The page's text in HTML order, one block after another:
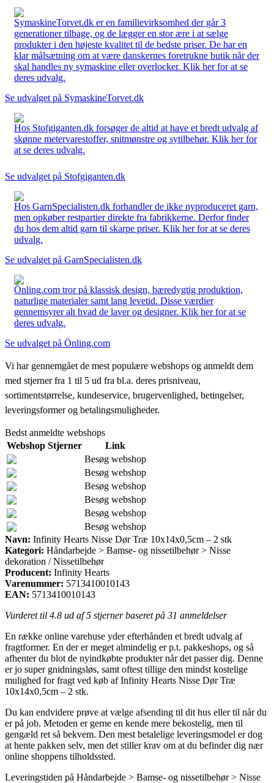
SymaskineTorvet.dk er en familievirksomhed der går 3
generationer tilbage, og de lægger en stor ære i at sælge
produkter i den højeste kvalitet til de bedste priser. De har en
klar målsætning om at være danskernes foretrukne butik når der
skal handles ny symaskine eller overlocker. Klik her for at se
deres udvalg.
Se udvalget på SymaskineTorvet.dk
Hos Stofgiganten.dk forsøger de altid at have et bredt udvalg af
skønne metervarestoffer, snitmønstre og sytilbehør. Klik her for
at se deres udvalg.
Se udvalget på Stofgiganten.dk
Hos GarnSpecialisten.dk forhandler de ikke nyproduceret garn,
men opkøber restpartier direkte fra fabrikkerne. Derfor finder
du hos dem altid garn til skarpe priser. Klik her for at se deres
udvalg.
Se udvalget på GarnSpecialisten.dk
Önling.com tror på klassisk design, bæredygtig produktion,
naturlige materialer samt lang levetid. Disse værdier
gennemsyrer alt hvad de laver og designer. Klik her for at se
deres udvalg.
Se udvalget på Önling.com
Vi har gennemgået de mest populære webshops og anmeldt dem
med stjerner fra 1 til 5 ud fra bl.a. deres prisniveau,
sortimentstørrelse, kundeservice, brugervenlighed, betingelser,
leveringsformer og betalingsmuligheder.
Bedst anmeldte webshops
Webshop Stjerner
Link
Besøg webshop
Besøg webshop
Besøg webshop
Besøg webshop
Besøg webshop
Besøg webshop
Navn: Infinity Hearts Nisse Dør Træ 10x14x0,5cm – 2 stk
Kategori: Håndarbejde > Bamse- og nissetilbehør > Nisse
dekoration / Nissetilbehør
Producent: Infinity Hearts
Varenummer: 5713410010143
EAN: 5713410010143
Vurderet til 4.8 ud af 5 stjerner baseret på 31 anmeldelser
En række online varehuse yder efterhånden et bredt udvalg af
fragtformer. En der er meget almindelig er p.t. pakkeshops, og så
afhenter du blot de nyindkøbte produkter når det passer dig. Denne
er jo super gnidningsløs, samt oftest tillige den mindst kostelige
mulighed for fragt ved køb af Infinity Hearts Nisse Dør Træ
10x14x0,5cm – 2 stk.
Du kan endvidere prøve at vælge afsending til dit hus eller til når du
er på job. Metoden er gerne en kende mere bekostelig, men til
gengæld ret så bekvem. Den mest betalelige leveringsmodel er dog
at hente pakken selv, men det stiller krav om at du befinder dig nær
online shoppens tilholdssted.
Leveringstiden på Håndarbejde > Bamse- og nissetilbehør > Nisse